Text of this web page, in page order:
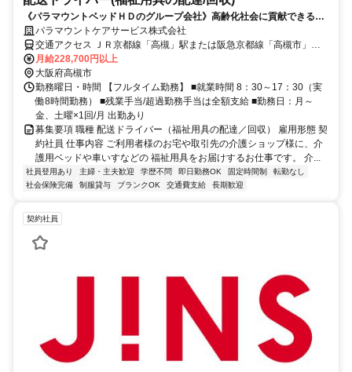
《パラマウントベッドＨＤのグループ会社》高齢化社会に貢献できる
「福祉用具レンタル」の会社です
パラマウントケアサービス株式会社
交通アクセス ＪＲ京都線「高槻」駅または阪急京都線「高槻市」
駅、 または京阪本線「枚方市」駅から路線バス利用 バス停：「深
沢」より徒歩3分
月給228,700円以上
大阪府高槻市
勤務曜日・時間 【フルタイム勤務】 ■就業時間 8：30～17：30（実
働8時間勤務） ■残業手当/超過勤務手当は全額支給 ■勤務日：月～
金、土曜×1回/月 出勤あり
募集要項 職種 配送ドライバー（福祉用具の配達／回収） 雇用形態 契
約社員 仕事内容 ご利用者様のお宅や取引先の介護ショップ様に、介
護用ベッドや車いすなどの 福祉用具をお届けするお仕事です。 介...
社員登用あり 主婦・主夫歓迎 学歴不問 即日勤務OK 固定時間制
転勤なし
社会保険完備
制服貸与 ブランクOK 交通費支給 長期歓迎
契約社員